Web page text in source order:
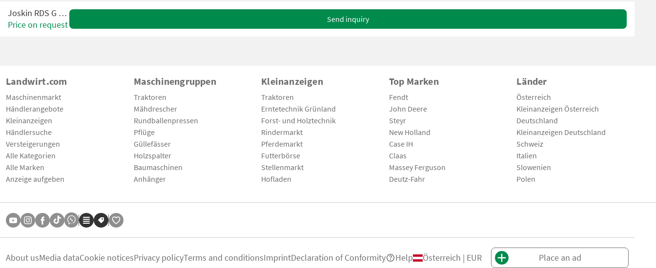
Joskin RDS G 6000
Price on request
Send inquiry
Landwirt.com
Maschinenmarkt
Händlerangebote
Kleinanzeigen
Händlersuche
Versteigerungen
Alle Kategorien
Alle Marken
Anzeige aufgeben
Maschinengruppen
Traktoren
Mähdrescher
Rundballenpressen
Pflüge
Güllefässer
Holzspalter
Baumaschinen
Anhänger
Kleinanzeigen
Traktoren
Erntetechnik Grünland
Forst- und Holztechnik
Rindermarkt
Pferdemarkt
Futterbörse
Stellenmarkt
Hofladen
Top Marken
Fendt
John Deere
Steyr
New Holland
Case IH
Claas
Massey Ferguson
Deutz-Fahr
Länder
Österreich
Kleinanzeigen Österreich
Deutschland
Kleinanzeigen Deutschland
Schweiz
Italien
Slowenien
Polen
About usMedia dataCookie noticesPrivacy policyTerms and conditionsImprintDeclaration of Conformity Help Österreich | EUR Place an ad